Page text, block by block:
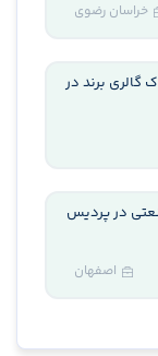
خراسان رضوی
گالری برند در
در پردیس
اصفهان